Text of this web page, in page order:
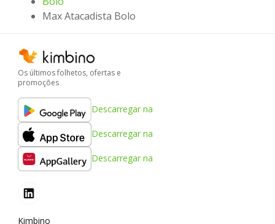
Max Atacadista Bolo
Os últimos folhetos, ofertas e
promoções
Descarregar na
Descarregar na
Descarregar na
Kimbino